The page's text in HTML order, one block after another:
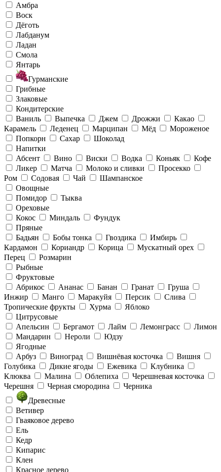
Амбра
Воск
Дёготь
Лабданум
Ладан
Смола
Янтарь
Гурманские
Грибные
Злаковые
Кондитерские
Ваниль
Выпечка Джем Дрожжи
Какао
Карамель
Леденец Марципан Мёд
Мороженое
Попкорн
Сахар
Шоколад
Напитки
Абсент
Вино Виски Водка Коньяк
Кофе
Ликер
Матча Молоко и сливки
Просекко
Ром
Содовая Чай
Шампанское
Овощные
Помидор
Тыква
Ореховые
Кокос
Миндаль
Фундук
Пряные
Бадьян
Бобы тонка Гвоздика
Имбирь
Кардамон
Кориандр Корица
Мускатный орех
Перец
Розмарин
Рыбные
Фруктовые
Абрикос
Ананас Банан Гранат
Груша
Инжир
Манго Маракуйя Персик
Слива
Тропические фрукты
Хурма
Яблоко
Цитрусовые
Апельсин
Бергамот Лайм Лемонграсс
Лимон
Мандарин
Нероли
Юдзу
Ягодные
Арбуз
Виноград Вишнёвая косточка
Вишня
Голубика
Дикие ягоды Ежевика
Клубника
Клюква
Малина Облепиха
Черешневая косточка
Черешня
Черная смородина
Черника
Древесные
Ветивер
Гваяковое дерево
Ель
Кедр
Кипарис
Клен
Красное дерево